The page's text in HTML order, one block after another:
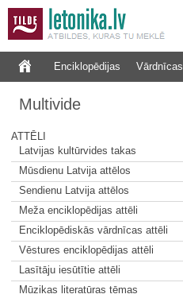
Enciklopēdijas Vārdnīcas
Multivide
ATTĒLI
Latvijas kultūrvides takas
Mūsdienu Latvija attēlos
Sendienu Latvija attēlos
Meža enciklopēdijas attēli
Enciklopēdiskās vārdnīcas attēli
Vēstures enciklopēdijas attēli
Lasītāju iesūtītie attēli
Mūzikas literatūras tēmas